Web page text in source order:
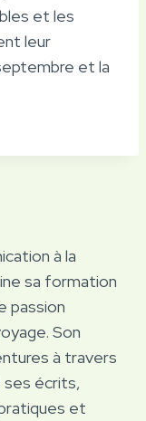
et les
leur
et la
à la
sa formation
passion
Son
à travers
écrits,
et